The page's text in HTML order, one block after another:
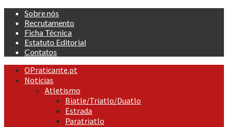
Skip
content
Sobre nós
Recrutamento
Ficha Técnica
Estatuto Editorial
Contatos
Primary
Menu
OPraticante.pt
Noticias
Atletismo
Biatle/Triatlo/Duatlo
Estrada
Paratriatlo